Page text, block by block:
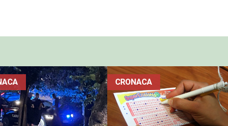
CRONACA